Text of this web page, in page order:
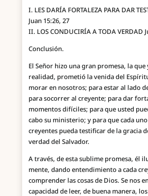
I. LES DARÍA FORTALEZA PARA DAR
Juan 15:26, 27
II. LOS CONDUCIRÍA A TODA VERDAD
Conclusión.
El Señor hizo una gran promesa, la que
realidad, prometió la venida del
morar en nosotros; para estar al lado
para socorrer al creyente; para dar
momentos difíciles; para que usted
cabo su ministerio; y para que cada
creyentes pueda testificar de la gracia
verdad del Salvador.
A través, de esta sublime promesa, él
mente, dando entendimiento a cada
comprender las cosas de Dios. Se nos
capacidad de leer, de buena manera,